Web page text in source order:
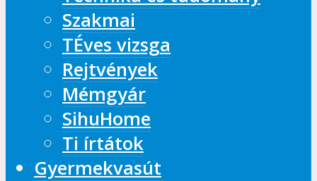
Szakmai
TÉves vizsga
Rejtvények
Mémgyár
SihuHome
Ti írtátok
Gyermekvasút